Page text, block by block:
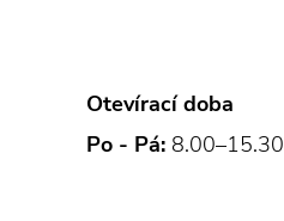
Otevírací doba
Po - Pá: 8.00–15.30